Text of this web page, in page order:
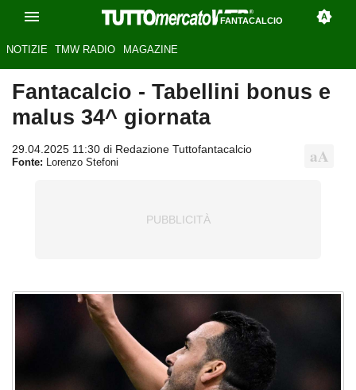
FANTACALCIO
NOTIZIE TMW RADIO MAGAZINE
Fantacalcio - Tabellini bonus e
malus 34^ giornata
29.04.2025 11:30 di Redazione Tuttofantacalcio
Fonte: Lorenzo Stefoni